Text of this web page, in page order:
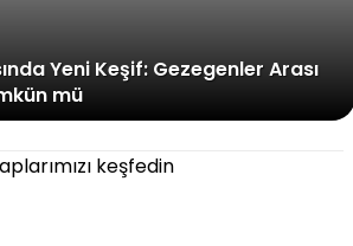
Yeni Keşif: Gezegenler Arası
mü
keşfedin